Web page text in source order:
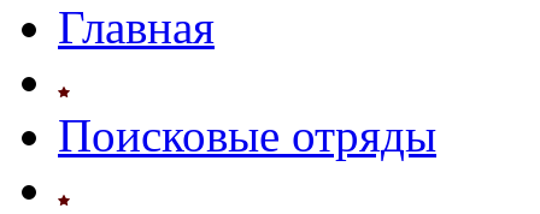
Главная
Поисковые отряды